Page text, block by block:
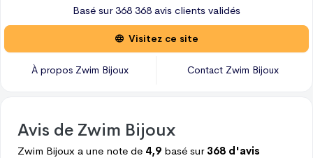
Basé sur368 368 avis clients validés
Visitez ce site
À propos Zwim Bijoux Contact Zwim Bijoux
Avis de Zwim Bijoux
Zwim Bijoux a une note de 4,9 basé sur 368 d'avis